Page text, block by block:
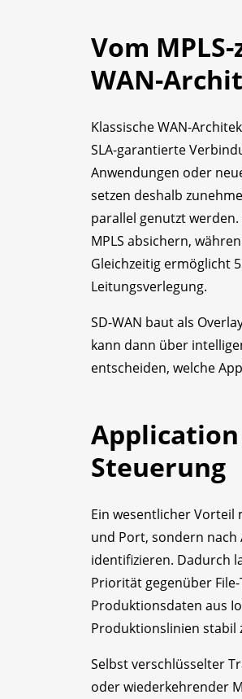
Vom
WAN-
Klassische WAN-
SLA-garantierte
Anwendungen oder
setzen deshalb
parallel genutzt
MPLS absichern,
Gleichzeitig ermöglicht
Leitungsverlegung.
SD-WAN baut als
kann dann über
entscheiden, welche
Application
Steuerung
Ein wesentlicher Vorteil
und Port, sondern nach
identifizieren. Dadurch
Priorität gegenüber
Produktionsdaten aus
Produktionslinien stabil
Selbst verschlüsselter
oder wiederkehrender